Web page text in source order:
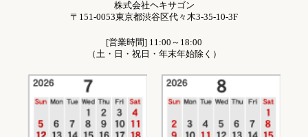
株式会社ヘキサゴン
〒151-0053東京都渋谷区代々木3-35-10-3F
[営業時間] 11:00～18:00
（土・日・祝日・年末年始除く）